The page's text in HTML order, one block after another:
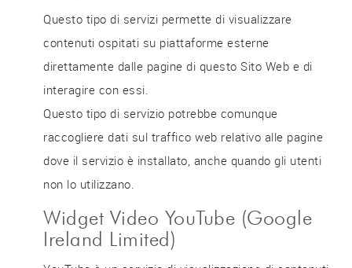
Questo tipo di servizi permette di visualizzare
contenuti ospitati su piattaforme esterne
direttamente dalle pagine di questo Sito Web e di
interagire con essi.
Questo tipo di servizio potrebbe comunque
raccogliere dati sul traffico web relativo alle pagine
dove il servizio è installato, anche quando gli utenti
non lo utilizzano.
Widget Video YouTube (Google
Ireland Limited)